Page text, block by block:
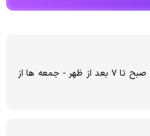
شنبه تا پنجشنبه 9 صبح تا 7 بعد از ظهر - جمعه ها از